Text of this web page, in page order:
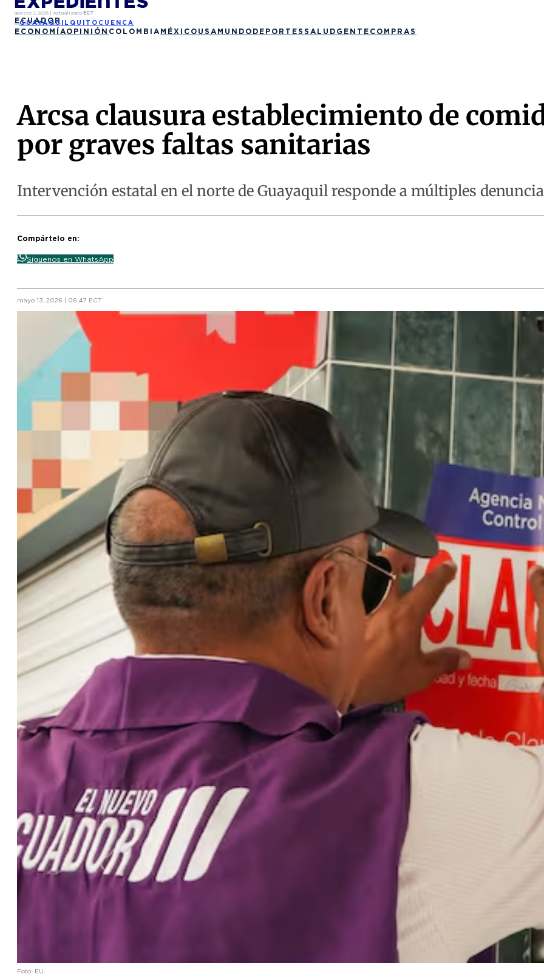
agosto 7, 2026 | Actualizado ECT
ECUADOR
GUAYAQUIL QUITO CUENCA
ECONOMÍAOPINIÓN COLOMBIA MÉXICO USA MUNDO DEPORTES SALUD GENTE COMPRAS
Arcsa clausura establecimiento de
por graves faltas sanitarias
Intervención estatal en el norte de Guayaquil responde a múltiples
Compártelo en:
Síguenos en WhatsApp
mayo 13, 2026 | 06:47 ECT
Foto: EU.